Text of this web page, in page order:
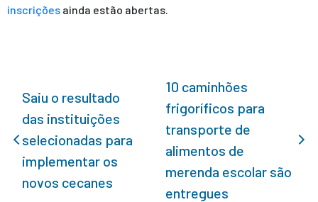
inscrições ainda estão abertas.
Saiu o resultado
das instituições
selecionadas para
implementar os
novos cecanes
10 caminhões
frigoríficos para
transporte de
alimentos de
merenda escolar são
entregues